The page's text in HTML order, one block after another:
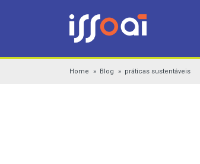
Home Blog práticas sustentáveis